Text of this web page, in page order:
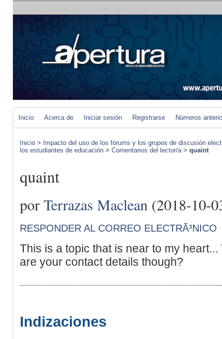
Inicio Acerca de Iniciar sesión Registrarse Números
Inicio > Impacto del uso de los fórums y los grupos de discusión
los estudiantes de educación > Comentarios del lector/a> quaint
quaint
por Terrazas Maclean (2018-10-
RESPONDER AL CORREO ELECTRÃ³NICO
This is a topic that is near to my
are your contact details though?
Indizaciones